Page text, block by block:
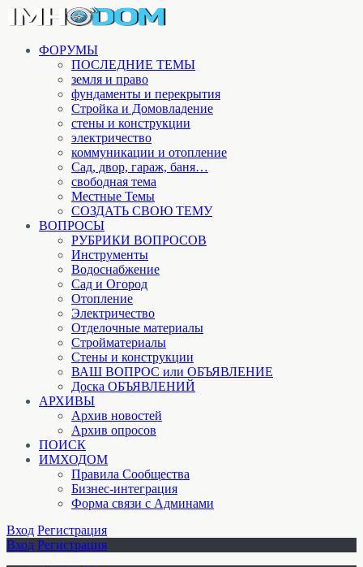
ФОРУМЫ
ПОСЛЕДНИЕ ТЕМЫ
земля и право
фундаменты и перекрытия
Стройка и Домовладение
стены и конструкции
электричество
коммуникации и отопление
Cад, двор, гараж, баня…
свободная тема
Местные Темы
СОЗДАТЬ СВОЮ ТЕМУ
ВОПРОСЫ
РУБРИКИ ВОПРОСОВ
Инструменты
Водоснабжение
Сад и Огород
Отопление
Электричество
Отделочные материалы
Стройматериалы
Стены и конструкции
ВАШ ВОПРОС или ОБЪЯВЛЕНИЕ
Доска ОБЪЯВЛЕНИЙ
АРХИВЫ
Архив новостей
Архив опросов
ПОИСК
ИМХОДОМ
Правила Сообщества
Бизнес-интеграция
Форма связи с Админами
Вход Регистрация
Вход Регистрация